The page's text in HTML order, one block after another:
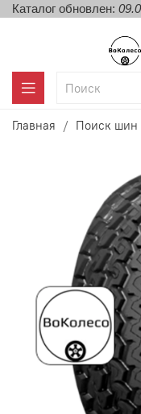
Каталог обновлен:
Главная Поиск шин